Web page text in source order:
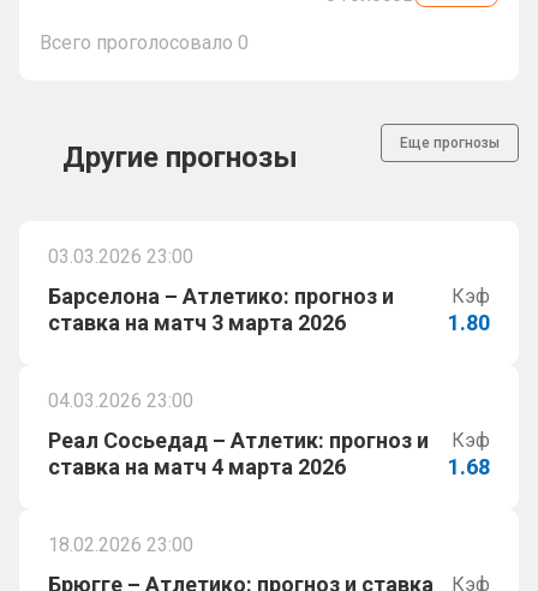
Всего проголосовало 0
Другие прогнозы Еще прогнозы
03.03.2026 23:00
Барселона – Атлетико: прогноз и
ставка на матч 3 марта 2026
Кэф
1.80
04.03.2026 23:00
Реал Сосьедад – Атлетик: прогноз и
ставка на матч 4 марта 2026
Кэф
1.68
18.02.2026 23:00
Брюгге – Атлетико: прогноз и ставка
Кэф